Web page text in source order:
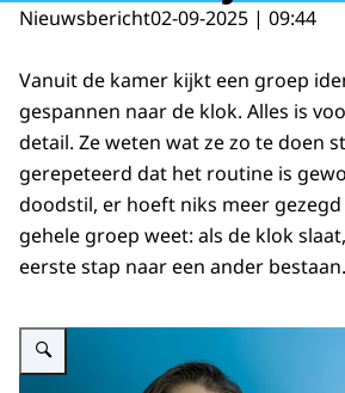
Nieuwsbericht02-09-2025 | 09:44
Vanuit de kamer kijkt een groep
gespannen naar de klok. Alles is
detail. Ze weten wat ze zo te doen
gerepeteerd dat het routine is
doodstil, er hoeft niks meer
gehele groep weet: als de klok
eerste stap naar een ander bestaan.
Vergroot afbeelding Myrthe Sterk